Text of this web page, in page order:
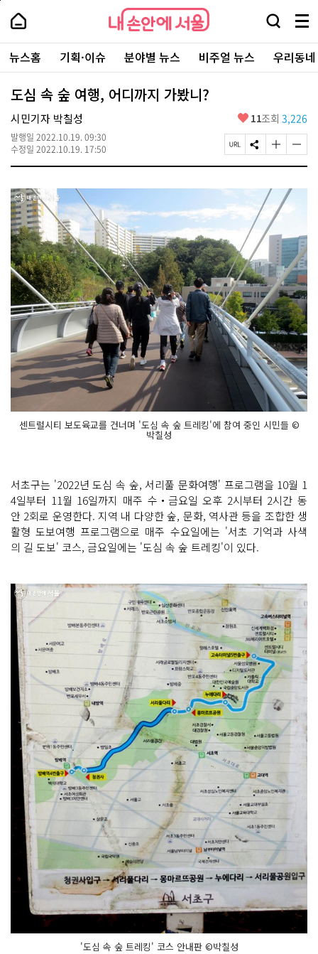
본
로
가
내
손
안
에
서
울
-
서
울
시
대
표
소
포
털
내
손
에
울
검
창
열
기
메
뉴
전
체
보
주
요
서
뉴스홈 기획·이슈 분야별 뉴스 비주얼 뉴스 우리동
도심 속 숲 여행, 어디까지 가봤니?
시민기자 박칠성
발행일 2022.10.19. 09:30
수정일 2022.10.19. 17:50
좋
요
11조회 3,226
페
이
U
L
복
S
N
공
유
하
기
글
자
기
크
게
변
경
하
기
글
자
기
경
하
기
센트럴시티 보도육교를 건너며 '도심 속 숲 트레킹'에 참여 중인 시민들 ©
박칠성
서초구는 '2022년 도심 속 숲, 서리풀 문화여행' 프로그램을 10월 1
4일부터 11월 16일까지 매주 수‧금요일 오후 2시부터 2시간 동
안 2회로 운영한다. 지역 내 다양한 숲, 문화, 역사관 등을 조합한 생
활형 도보여행 프로그램으로 매주 수요일에는 '서초 기억과 사색
의 길 도보' 코스, 금요일에는 '도심 속 숲 트레킹'이 있다.
'도심 속 숲 트레킹' 코스 안내판 ©박칠성
페
상
단
로